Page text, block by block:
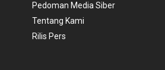
Pedoman Media Siber
Tentang Kami
Rilis Pers